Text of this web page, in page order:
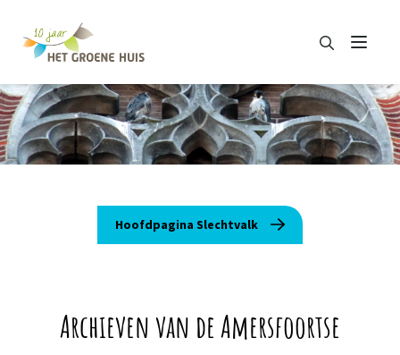
Menu
Zoeken
Hoofdpagina Slechtvalk
Archieven van de Amersfoortse